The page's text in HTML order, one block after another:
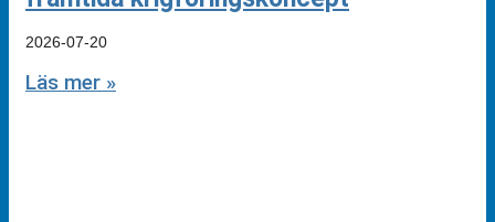
2026-07-20
Läs mer »